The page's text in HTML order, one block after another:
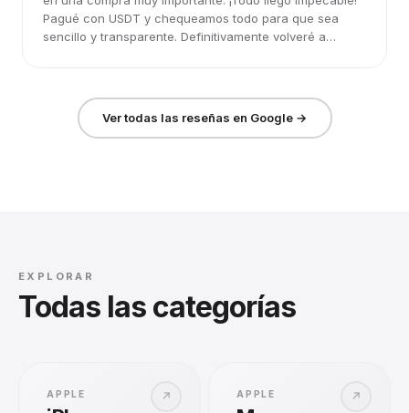
Pagué con USDT y chequeamos todo para que sea
sencillo y transparente. Definitivamente volveré a
Ver todas las reseñas en Google →
EXPLORAR
Todas las categorías
↗
APPLE ↗
APPLE